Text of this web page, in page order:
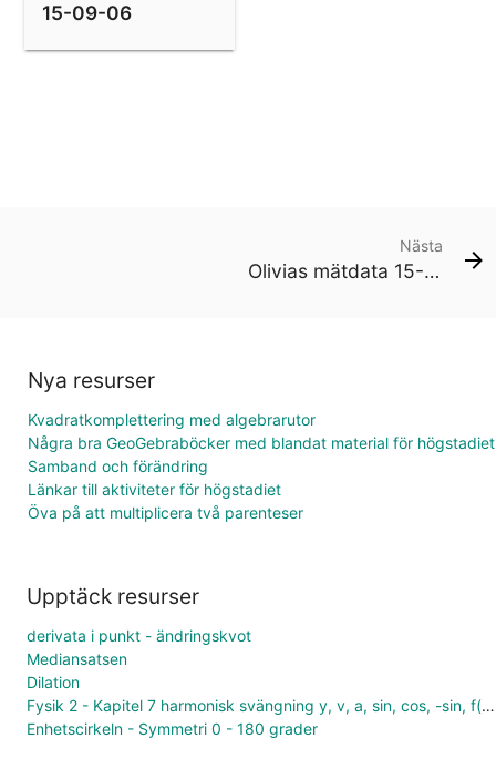
15-09-06
Nästa
Olivias mätdata 15-09-06
Nya resurser
Kvadratkomplettering med algebrarutor
Några bra GeoGebraböcker med blandat material för högstadiet
Samband och förändring
Länkar till aktiviteter för högstadiet
Öva på att multiplicera två parenteser
Upptäck resurser
derivata i punkt - ändringskvot
Mediansatsen
Dilation
Fysik 2 - Kapitel 7 harmonisk svängning y, v, a, sin, cos, -sin, f(t), f'(t), f''(t)
Enhetscirkeln - Symmetri 0 - 180 grader